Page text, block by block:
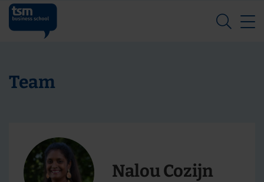
Team
Nalou Cozijn